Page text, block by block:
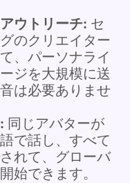
ウトリーチ: セ
のクリエイター
、パーソナライ
ジを大規模に送
は必要ありませ
同じアバターが
で話し、すべて
れて、グローバ
始できます。